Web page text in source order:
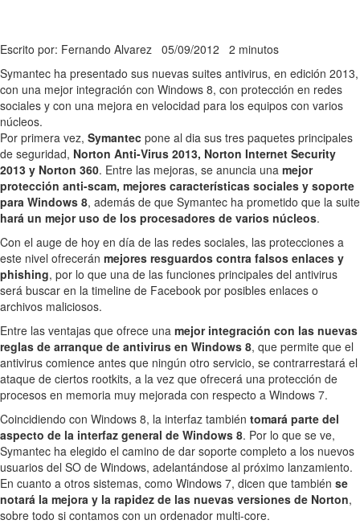
Escrito por: Fernando Alvarez 05/09/2012 2 minutos
Symantec ha presentado sus nuevas suites antivirus, en edición 2013,
con una mejor integración con Windows 8, con protección en redes
sociales y con una mejora en velocidad para los equipos con varios
núcleos.
Por primera vez, Symantec pone al dia sus tres paquetes principales
de seguridad, Norton Anti-Virus 2013, Norton Internet Security
2013 y Norton 360. Entre las mejoras, se anuncia una mejor
protección anti-scam, mejores características sociales y soporte
para Windows 8, además de que Symantec ha prometido que la suite
hará un mejor uso de los procesadores de varios núcleos.
Con el auge de hoy en día de las redes sociales, las protecciones a
este nivel ofrecerán mejores resguardos contra falsos enlaces y
phishing, por lo que una de las funciones principales del antivirus
será buscar en la timeline de Facebook por posibles enlaces o
archivos maliciosos.
Entre las ventajas que ofrece una mejor integración con las nuevas
reglas de arranque de antivirus en Windows 8, que permite que el
antivirus comience antes que ningún otro servicio, se contrarrestará el
ataque de ciertos rootkits, a la vez que ofrecerá una protección de
procesos en memoria muy mejorada con respecto a Windows 7.
Coincidiendo con Windows 8, la interfaz también tomará parte del
aspecto de la interfaz general de Windows 8. Por lo que se ve,
Symantec ha elegido el camino de dar soporte completo a los nuevos
usuarios del SO de Windows, adelantándose al próximo lanzamiento.
En cuanto a otros sistemas, como Windows 7, dicen que también se
notará la mejora y la rapidez de las nuevas versiones de Norton,
sobre todo si contamos con un ordenador multi-core.